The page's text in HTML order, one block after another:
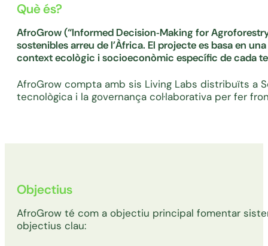
Què és?
AfroGrow (“Informed Decision‑Making for
sostenibles arreu de l’Àfrica. El projecte es basa en
context ecològic i socioeconòmic específic de cada
AfroGrow compta amb sis Living Labs distribuïts a
tecnològica i la governança col·laborativa per fer
Objectius
AfroGrow té com a objectiu principal fomentar
objectius clau: